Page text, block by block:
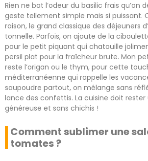
Rien ne bat l’odeur du basilic frais qu’on
geste tellement simple mais si puissant.
raison, le grand classique des déjeuners
tonnelle. Parfois, on ajoute de la
pour le petit piquant qui chatouille
persil plat pour la fraîcheur brute. Mon
reste l’origan ou le thym, pour cette
méditerranéenne qui rappelle les
saupoudre partout, on mélange sans
lance des confettis. La cuisine doit
généreuse et sans chichis !
Comment sublimer une
tomates ?